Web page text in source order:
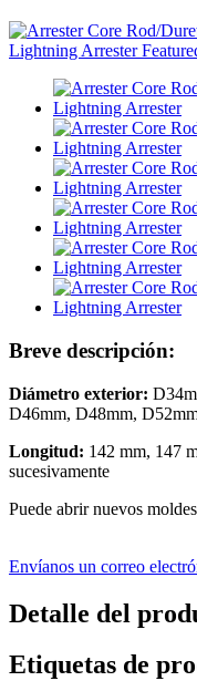
Breve descripción:
Diámetro exterior:
D46mm, D48mm,
Longitud: 142 mm, 147
sucesivamente
Puede abrir nuevos
Envíanos un correo
Detalle del
Etiquetas de